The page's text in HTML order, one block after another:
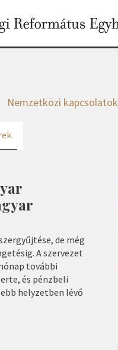
Nemzetközi kapcsolatok
de még
A szervezet
további
és pénzbeli
helyzetben lévő